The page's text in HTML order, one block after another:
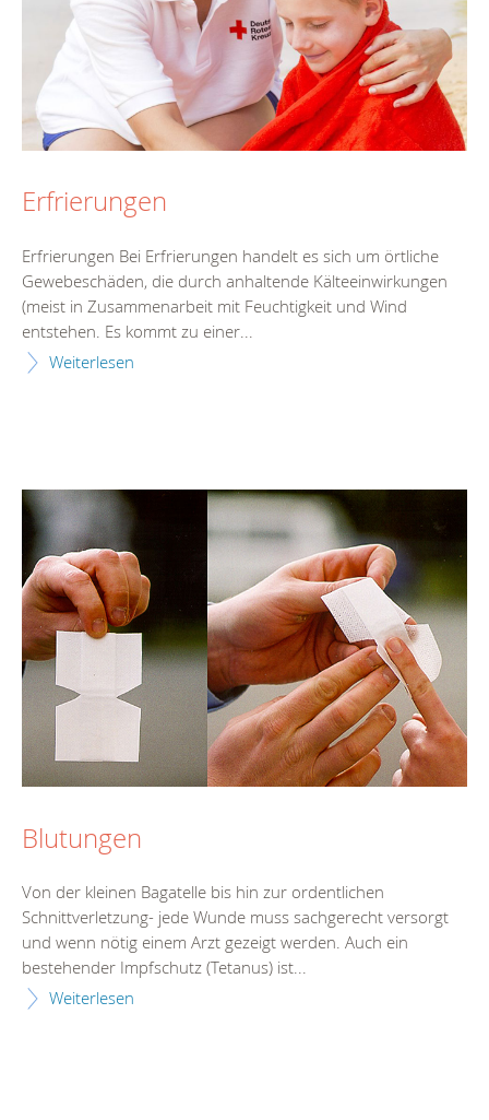
Erfrierungen
Erfrierungen Bei Erfrierungen handelt es sich um örtliche
Gewebeschäden, die durch anhaltende Kälteeinwirkungen
(meist in Zusammenarbeit mit Feuchtigkeit und Wind
entstehen. Es kommt zu einer...
Weiterlesen
Blutungen
Von der kleinen Bagatelle bis hin zur ordentlichen
Schnittverletzung- jede Wunde muss sachgerecht versorgt
und wenn nötig einem Arzt gezeigt werden. Auch ein
bestehender Impfschutz (Tetanus) ist...
Weiterlesen